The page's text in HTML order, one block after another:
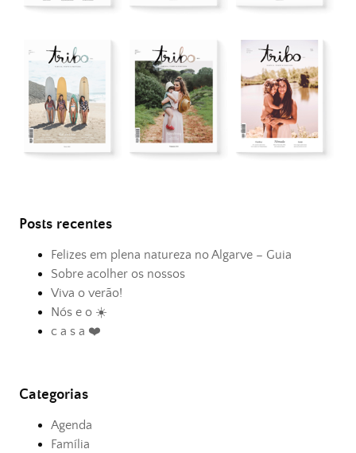
Posts recentes
Felizes em plena natureza no Algarve – Guia
Sobre acolher os nossos
Viva o verão!
Nós e o ☀️
c a s a ❤️
Categorias
Agenda
Família